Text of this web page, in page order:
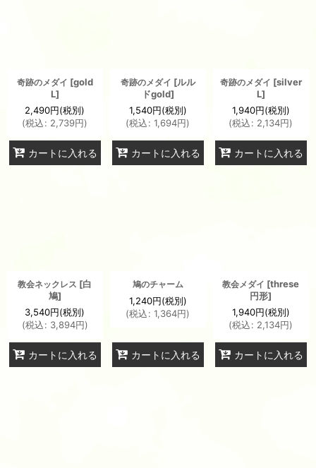
奇跡のメダイ [gold
L]
2,490円(税別)
(税込: 2,739円)
カートに入れる
奇跡のメダイ [ルル
ドgold]
1,540円(税別)
(税込: 1,694円)
カートに入れる
奇跡のメダイ [silver
L]
1,940円(税別)
(税込: 2,134円)
カートに入れる
教会ネックレス [白
鳩]
3,540円(税別)
(税込: 3,894円)
カートに入れる
鳩のチャーム
1,240円(税別)
(税込: 1,364円)
カートに入れる
教会メダイ [threse
円形]
1,940円(税別)
(税込: 2,134円)
カートに入れる